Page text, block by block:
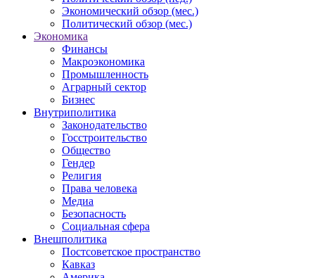
Экономический обзор (мес.)
Политический обзор (мес.)
Экономика
Финансы
Макроэкономика
Промышленность
Аграрный сектор
Бизнес
Внутриполитика
Законодательство
Госстроительство
Общество
Гендер
Религия
Права человека
Медиа
Безопасность
Социальная сфера
Внешполитика
Постсоветское пространство
Кавказ